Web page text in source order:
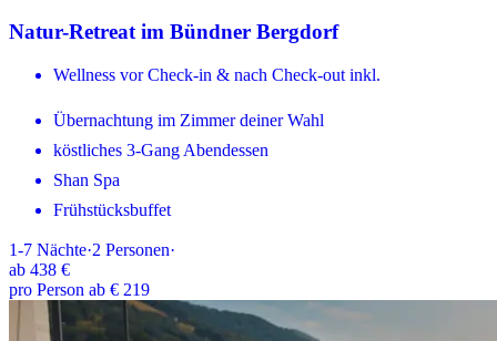
Natur-Retreat im Bündner Bergdorf
Wellness vor Check-in & nach Check-out inkl.
Übernachtung im Zimmer deiner Wahl
köstliches 3-Gang Abendessen
Shan Spa
Frühstücksbuffet
1-7 Nächte·2 Personen·
ab 438 €
pro Person ab € 219